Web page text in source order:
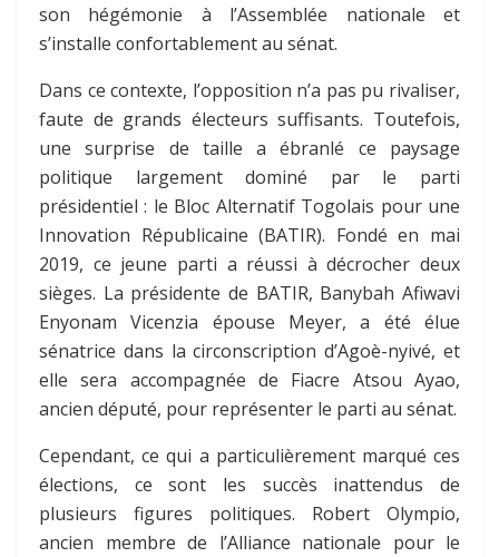
son hégémonie à l’Assemblée nationale et
s’installe confortablement au sénat.
Dans ce contexte, l’opposition n’a pas pu rivaliser,
faute de grands électeurs suffisants. Toutefois,
une surprise de taille a ébranlé ce paysage
politique largement dominé par le parti
présidentiel : le Bloc Alternatif Togolais pour une
Innovation Républicaine (BATIR). Fondé en mai
2019, ce jeune parti a réussi à décrocher deux
sièges. La présidente de BATIR, Banybah Afiwavi
Enyonam Vicenzia épouse Meyer, a été élue
sénatrice dans la circonscription d’Agoè-nyivé, et
elle sera accompagnée de Fiacre Atsou Ayao,
ancien député, pour représenter le parti au sénat.
Cependant, ce qui a particulièrement marqué ces
élections, ce sont les succès inattendus de
plusieurs figures politiques. Robert Olympio,
ancien membre de l’Alliance nationale pour le